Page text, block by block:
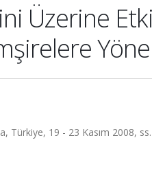
Üzerine
19 - 23 Kasım 2008,